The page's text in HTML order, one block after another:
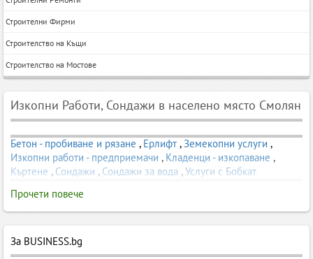
Строителни Фирми
Строителство на Къщи
Строителство на Мостове
Изкопни Работи, Сондажи в населено място Смолян
Бетон - пробиване и рязане , Ерлифт ,Земекопни услуги ,
Изкопни работи - предприемачи , Кладенци - изкопаване ,
Къртене , Сондажи , Сондажи за вода ,Услуги с Бобкат
Прочети повече
За BUSINESS.bg